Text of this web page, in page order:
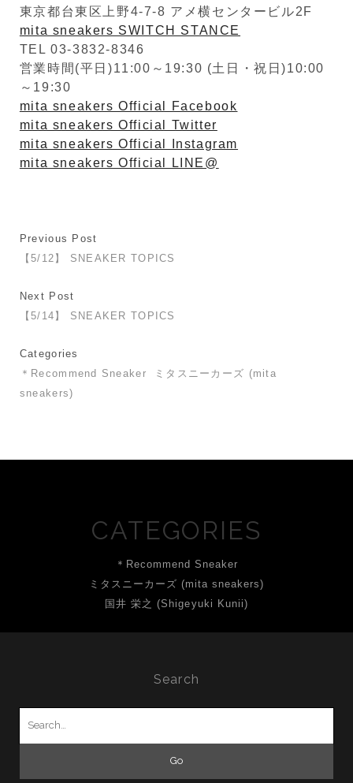
東京都台東区上野4-7-8 アメ横センタービル2F
mita sneakers SWITCH STANCE
TEL 03-3832-8346
営業時間(平日)11:00～19:30 (土日・祝日)10:00
～19:30
mita sneakers Official Facebook
mita sneakers Official Twitter
mita sneakers Official Instagram
mita sneakers Official LINE@
Previous Post
【5/12】 SNEAKER TOPICS
Next Post
【5/14】 SNEAKER TOPICS
Categories
＊Recommend Sneaker
ミタスニーカーズ (mita
sneakers)
CATEGORIES
＊Recommend Sneaker
ミタスニーカーズ (mita sneakers)
国井 栄之 (Shigeyuki Kunii)
Search